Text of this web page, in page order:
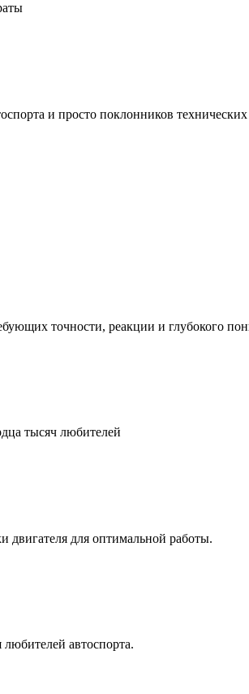
и просто поклонников
точности, реакции и глубокого
тысяч любителей
двигателя для оптимальной работы.
автоспорта.